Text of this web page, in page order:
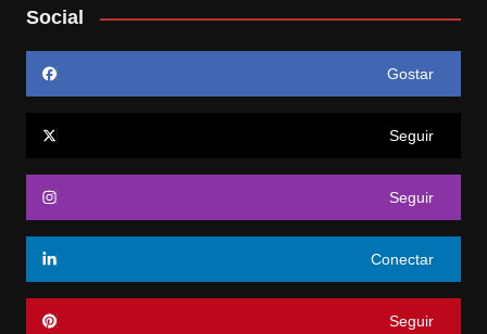
Social
Gostar
Seguir
Seguir
Conectar
Seguir